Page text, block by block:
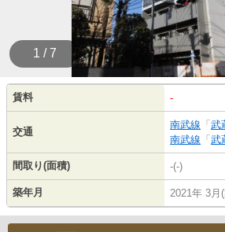
1 / 7
賃料 -
交通
南武線 「 武
南武線 「 武
間取り(面積) -(-)
築年月 2021年 3月